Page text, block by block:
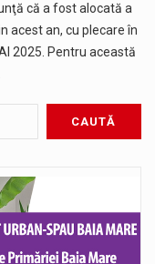
că a fost alocată a
acest an, cu plecare în
2025. Pentru această